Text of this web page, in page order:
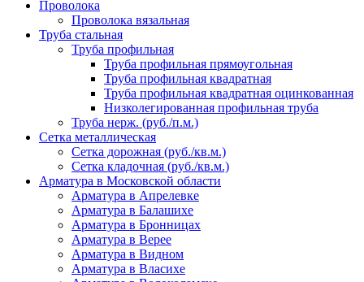
Проволока
Проволока вязальная
Труба стальная
Труба профильная
Труба профильная прямоугольная
Труба профильная квадратная
Труба профильная квадратная оцинкованная
Низколегированная профильная труба
Труба нерж. (руб./п.м.)
Сетка металлическая
Сетка дорожная (руб./кв.м.)
Сетка кладочная (руб./кв.м.)
Арматура в Московской области
Арматура в Апрелевке
Арматура в Балашихе
Арматура в Бронницах
Арматура в Верее
Арматура в Видном
Арматура в Власихе